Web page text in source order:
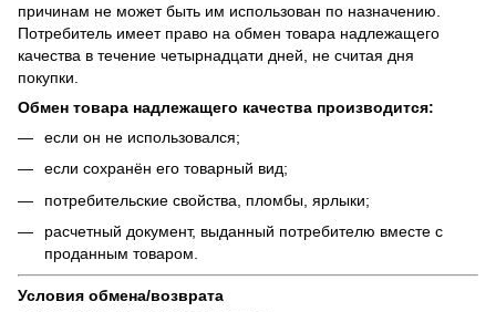
причинам не может быть им использован по назначению.
Потребитель имеет право на обмен товара надлежащего
качества в течение четырнадцати дней, не считая дня
покупки.
Обмен товара надлежащего качества производится:
если он не использовался;
если сохранён его товарный вид;
потребительские свойства, пломбы, ярлыки;
расчетный документ, выданный потребителю вместе с
проданным товаром.
Условия обмена/возврата